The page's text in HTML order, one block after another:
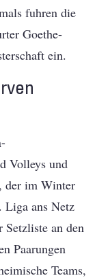
fuhren die
Goethe-
ein.
Volleys und
der im Winter
Liga ans Netz
an den
Paarungen
Teams,